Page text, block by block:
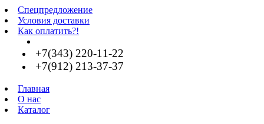
Спецпредложение
Условия доставки
Как оплатить?!
+7(343) 220-11-22
+7(912) 213-37-37
Главная
О нас
Каталог